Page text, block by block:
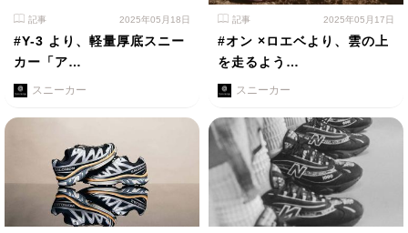
記事 2025年05月18日
#Y-3 より、軽量厚底スニー
カー「ア…
スニーカー
記事 2025年05月17日
#オン ×ロエベより、雲の上
を走るよう…
スニーカー